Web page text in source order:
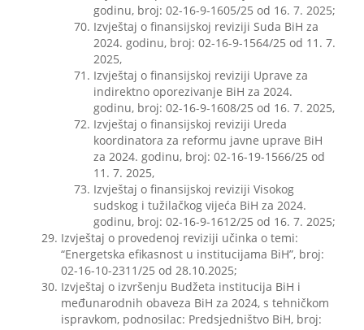
godinu, broj: 02-16-9-1605/25 od 16. 7. 2025;
Izvještaj o finansijskoj reviziji Suda BiH za
2024. godinu, broj: 02-16-9-1564/25 od 11. 7.
2025,
Izvještaj o finansijskoj reviziji Uprave za
indirektno oporezivanje BiH za 2024.
godinu, broj: 02-16-9-1608/25 od 16. 7. 2025,
Izvještaj o finansijskoj reviziji Ureda
koordinatora za reformu javne uprave BiH
za 2024. godinu, broj: 02-16-19-1566/25 od
11. 7. 2025,
Izvještaj o finansijskoj reviziji Visokog
sudskog i tužilačkog vijeća BiH za 2024.
godinu, broj: 02-16-9-1612/25 od 16. 7. 2025;
Izvještaj o provedenoj reviziji učinka o temi:
“Energetska efikasnost u institucijama BiH”, broj:
02-16-10-2311/25 od 28.10.2025;
Izvještaj o izvršenju Budžeta institucija BiH i
međunarodnih obaveza BiH za 2024, s tehničkom
ispravkom, podnosilac: Predsjedništvo BiH, broj: